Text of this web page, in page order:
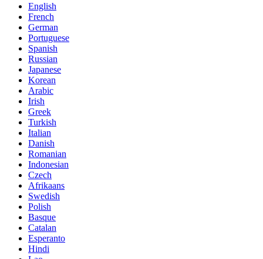
English
French
German
Portuguese
Spanish
Russian
Japanese
Korean
Arabic
Irish
Greek
Turkish
Italian
Danish
Romanian
Indonesian
Czech
Afrikaans
Swedish
Polish
Basque
Catalan
Esperanto
Hindi